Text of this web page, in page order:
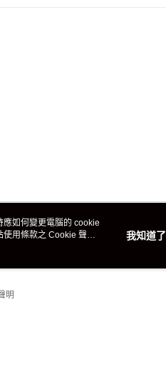
明
如何變更電腦的 cookie
使用條款之 Cookie 聲明
我知道了